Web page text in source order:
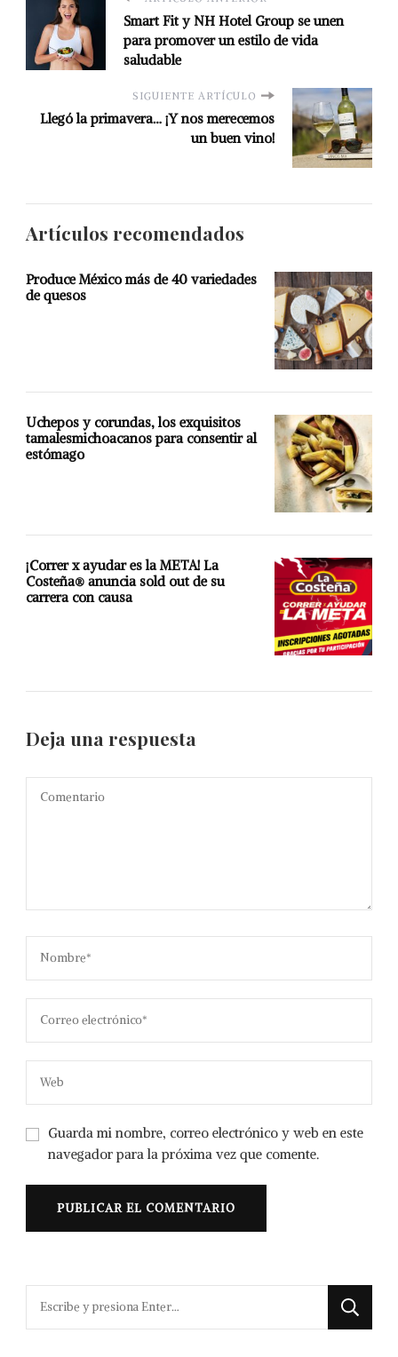
Smart Fit y NH Hotel Group se unen
para promover un estilo de vida
saludable
SIGUIENTE ARTÍCULO
Llegó la primavera… ¡Y nos merecemos
un buen vino!
Artículos recomendados
Produce México más de 40 variedades
de quesos
Uchepos y corundas, los exquisitos
tamalesmichoacanos para consentir al
estómago
¡Correr x ayudar es la META! La
Costeña® anuncia sold out de su
carrera con causa
Deja una respuesta
Guarda mi nombre, correo electrónico y web en este
navegador para la próxima vez que comente.
¿Buscas